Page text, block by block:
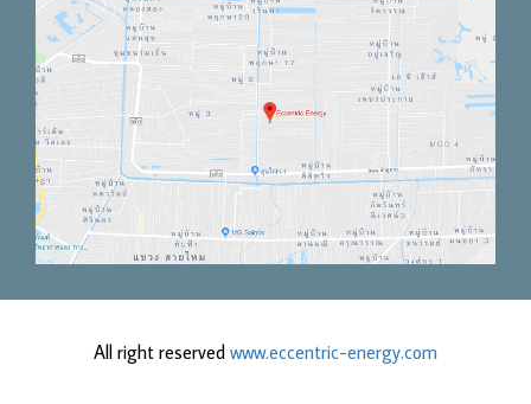
All right reserved www.eccentric-energy.com